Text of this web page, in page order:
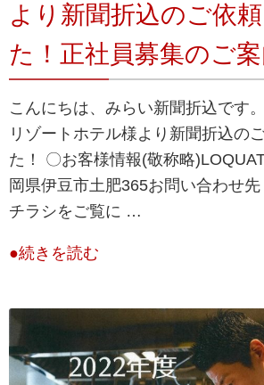
より新聞折込のご依
た！正社員募集のご
こんにちは、みらい新聞折込です
リゾートホテル様より新聞折込の
た！ 〇お客様情報(敬称略
岡県伊豆市土肥365お問い合わせ先
チラシをご覧に …
●続きを読む